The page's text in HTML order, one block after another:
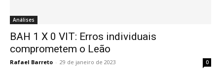
Análises
BAH 1 X 0 VIT: Erros individuais
comprometem o Leão
Rafael Barreto - 29 de janeiro de 2023 0